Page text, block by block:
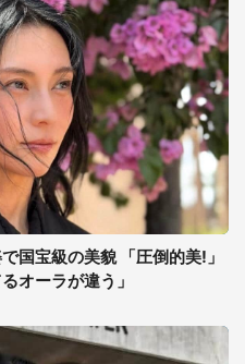
国宝級の美貌 「圧倒的美!」
オーラが違う」